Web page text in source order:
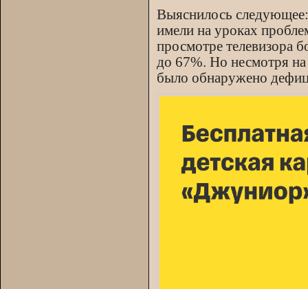
Выяснилось
имели на уроках
просмотре телевизора
до 67%. Но несмотря на
было обнаружено